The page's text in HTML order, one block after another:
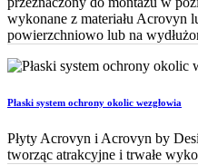
wykonane z materiału Acrovyn
powierzchniowo lub na
Płaski system ochrony okolic wezgłowia
Płyty Acrovyn i Acrovyn by
tworząc atrakcyjne i trwałe